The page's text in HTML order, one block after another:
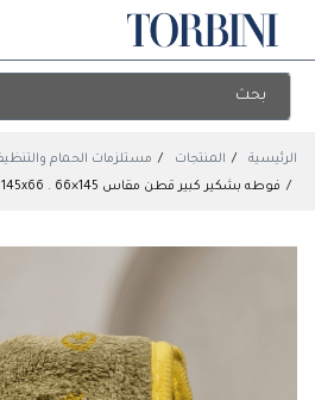
الرئيسية المنتجات
مستلزمات الحمام
فوطه بشكير كبير قطن مقاس 145×66 . Large cotton bath towel, size 145x66